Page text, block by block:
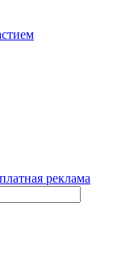
реклама